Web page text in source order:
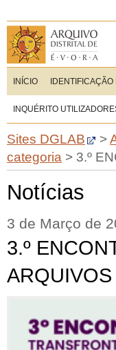
INÍCIO
INQUÉRITO
Sites DGLAB >
categoria > 3.º
Notícias
3 de Março de
3.º
ARQUIVOS